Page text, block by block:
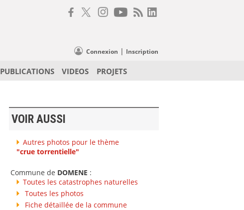
Connexion | Inscription
PUBLICATIONS VIDEOS PROJETS
VOIR AUSSI
Autres photos pour le thème
"crue torrentielle"
Commune de DOMENE :
Toutes les catastrophes naturelles
Toutes les photos
Fiche détaillée de la commune